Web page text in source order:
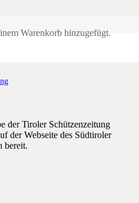
Warenkorb hinzugefügt.
3-2021
der Tiroler Schützenzeitung
der Webseite des Südtiroler
bereit.